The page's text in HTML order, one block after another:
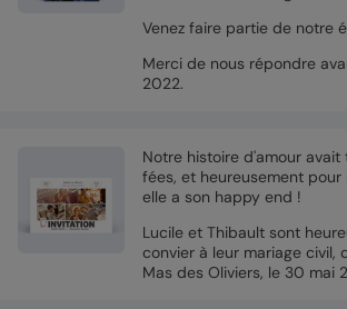
Venez faire partie de notre
Merci de nous répondre
2022.
Notre histoire d'amour
fées, et heureusement pour
elle a son happy end !
Lucile et Thibault sont
convier à leur mariage civil,
Mas des Oliviers, le 30 mai